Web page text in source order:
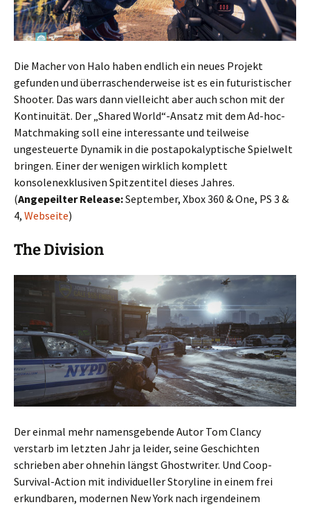
Die Macher von Halo haben endlich ein neues Projekt
gefunden und überraschenderweise ist es ein futuristischer
Shooter. Das wars dann vielleicht aber auch schon mit der
Kontinuität. Der „Shared World“-Ansatz mit dem Ad-hoc-
Matchmaking soll eine interessante und teilweise
ungesteuerte Dynamik in die postapokalyptische Spielwelt
bringen. Einer der wenigen wirklich komplett
konsolenexklusiven Spitzentitel dieses Jahres.
(Angepeilter Release:September, Xbox 360 & One, PS 3 &
4, Webseite)
The Division
Der einmal mehr namensgebende Autor Tom Clancy
verstarb im letzten Jahr ja leider, seine Geschichten
schrieben aber ohnehin längst Ghostwriter. Und Coop-
Survival-Action mit individueller Storyline in einem frei
erkundbaren, modernen New York nach irgendeinem